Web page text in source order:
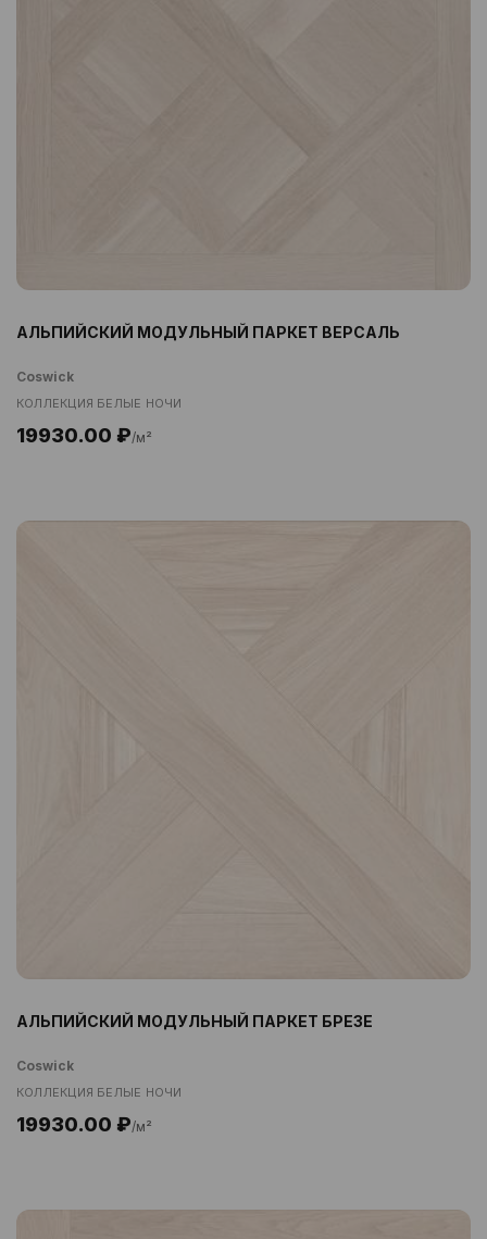
АЛЬПИЙСКИЙ МОДУЛЬНЫЙ ПАРКЕТ ВЕРСАЛЬ
Coswick
КОЛЛЕКЦИЯ БЕЛЫЕ НОЧИ
19930.00 ₽/м²
АЛЬПИЙСКИЙ МОДУЛЬНЫЙ ПАРКЕТ БРЕЗЕ
Coswick
КОЛЛЕКЦИЯ БЕЛЫЕ НОЧИ
19930.00 ₽/м²